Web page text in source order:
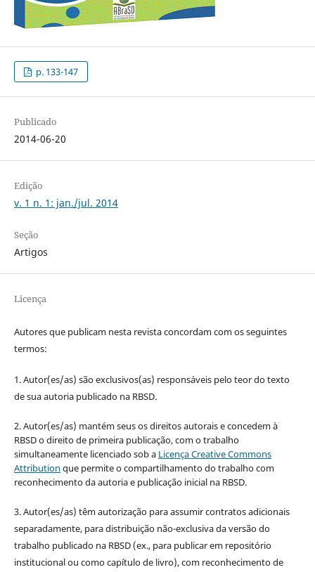
p. 133-147
Publicado
2014-06-20
Edição
v. 1 n. 1: jan./jul. 2014
Seção
Artigos
Licença
Autores que publicam nesta revista concordam com os seguintes
termos:
1. Autor(es/as) são exclusivos(as) responsáveis pelo teor do texto
de sua autoria publicado na RBSD.
2. Autor(es/as) mantém seus os direitos autorais e concedem à
RBSD o direito de primeira publicação, com o trabalho
simultaneamente licenciado sob a Licença Creative Commons
Attribution que permite o compartilhamento do trabalho com
reconhecimento da autoria e publicação inicial na RBSD.
3. Autor(es/as) têm autorização para assumir contratos adicionais
separadamente, para distribuição não-exclusiva da versão do
trabalho publicado na RBSD (ex., para publicar em repositório
institucional ou como capítulo de livro), com reconhecimento de